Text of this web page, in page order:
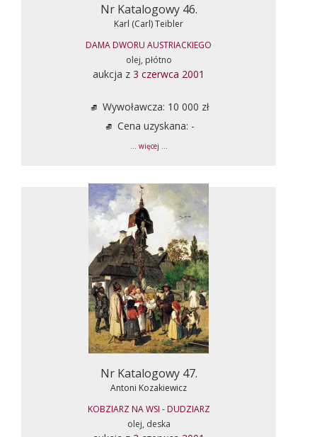
Nr Katalogowy 46.
Karl (Carl) Teibler
DAMA DWORU AUSTRIACKIEGO
olej, płótno
aukcja z 3 czerwca 2001
Wywoławcza: 10 000 zł
Cena uzyskana: -
... więcej ...
Nr Katalogowy 47.
Antoni Kozakiewicz
KOBZIARZ NA WSI - DUDZIARZ
olej, deska